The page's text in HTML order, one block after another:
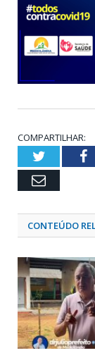
COMPARTILHAR:
Twitter
Email
CONTEÚDO